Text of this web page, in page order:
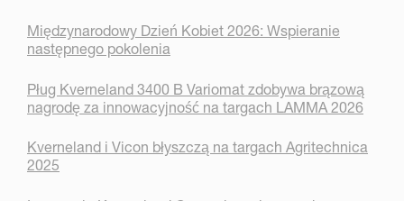
Międzynarodowy Dzień Kobiet 2026: Wspieranie
następnego pokolenia
Pług Kverneland 3400 B Variomat zdobywa brązową
nagrodę za innowacyjność na targach LAMMA 2026
Kverneland i Vicon błyszczą na targach Agritechnica
2025